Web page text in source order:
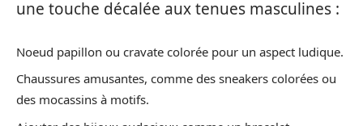
une touche décalée aux tenues masculines :
Noeud papillon ou cravate colorée pour un aspect ludique.
Chaussures amusantes, comme des sneakers colorées ou
des mocassins à motifs.